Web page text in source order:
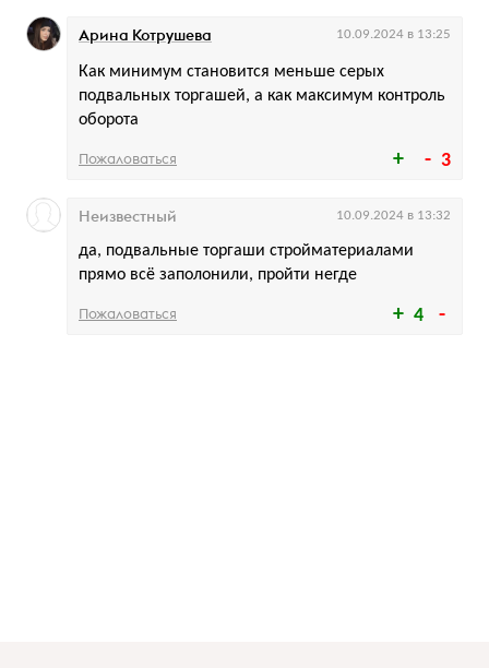
3
Как минимум становится меньше серых
подвальных торгашей, а как максимум контроль
оборота
Арина Котрушева 10.09.2024 в 13:25
Пожаловаться
4
да, подвальные торгаши стройматериалами
прямо всё заполонили, пройти негде
Неизвестный 10.09.2024 в 13:32
Пожаловаться